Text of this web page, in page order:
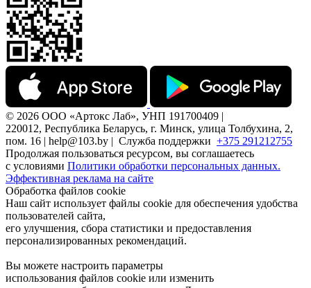
© 2026 ООО «Артокс Лаб», УНП 191700409 |
220012, Республика Беларусь, г. Минск, улица Толбухина, 2,
пом. 16 | help@103.by | Служба поддержки +375 291212755
Продолжая пользоваться ресурсом, вы соглашаетесь
с условиями Политики обработки персональных данных.
Эффективная реклама на сайте
Обработка файлов cookie
Наш сайт использует файлы cookie для обеспечения удобства
пользователей сайта,
его улучшения, сбора статистики и предоставления
персонализированных рекомендаций.
Вы можете настроить параметры
использования файлов cookie или изменить